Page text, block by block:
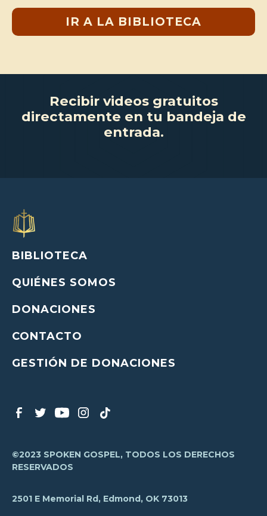
IR A LA BIBLIOTECA
Recibir videos gratuitos
directamente en tu bandeja de
entrada.
BIBLIOTECA
QUIÉNES SOMOS
DONACIONES
CONTACTO
GESTIÓN DE DONACIONES
©2023 SPOKEN GOSPEL, TODOS LOS DERECHOS
RESERVADOS
2501 E Memorial Rd, Edmond, OK 73013